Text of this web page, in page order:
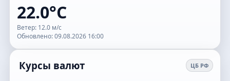
22.0°C
Ветер: 12.0 м/с
Обновлено: 09.08.2026 16:00
Курсы валют ЦБ РФ